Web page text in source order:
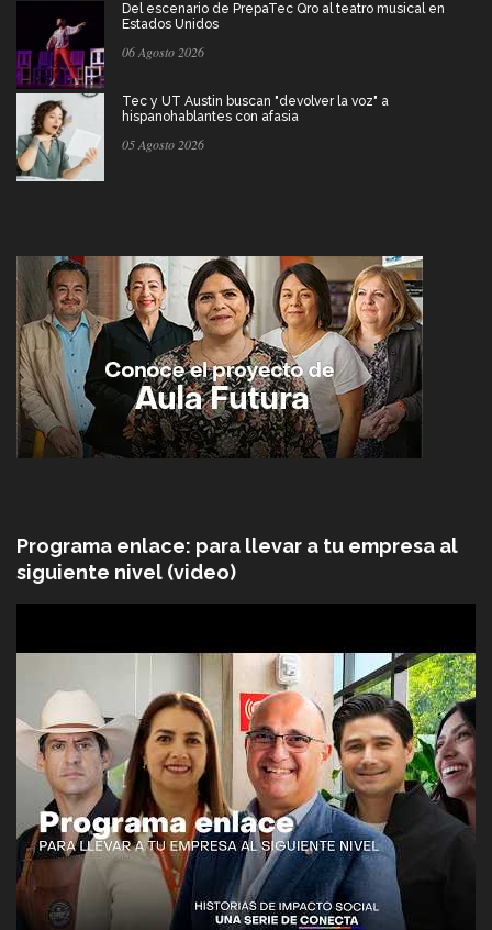
Del escenario de PrepaTec Qro al teatro musical en
Estados Unidos
06 Agosto 2026
Tec y UT Austin buscan "devolver la voz" a
hispanohablantes con afasia
05 Agosto 2026
Programa enlace: para llevar a tu empresa al
siguiente nivel (video)